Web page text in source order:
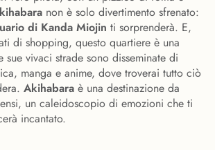
non è solo divertimento sfrenato:
di Kanda Miojin ti sorprenderà. E,
di shopping, questo quartiere è una
sue vivaci strade sono disseminate di
manga e anime, dove troverai tutto ciò
Akihabara è una destinazione da
un caleidoscopio di emozioni che ti
incantato.